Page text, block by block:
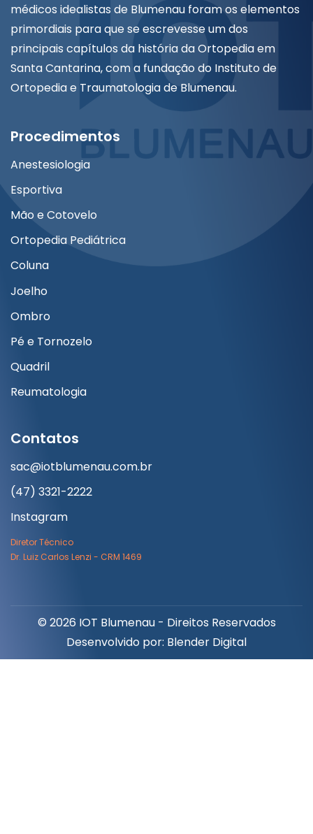
médicos idealistas de Blumenau foram os elementos
primordiais para que se escrevesse um dos
principais capítulos da história da Ortopedia em
Santa Cantarina, com a fundação do Instituto de
Ortopedia e Traumatologia de Blumenau.
Procedimentos
Anestesiologia
Esportiva
Mão e Cotovelo
Ortopedia Pediátrica
Coluna
Joelho
Ombro
Pé e Tornozelo
Quadril
Reumatologia
Contatos
sac@iotblumenau.com.br
(47) 3321-2222
Instagram
Diretor Técnico
Dr. Luiz Carlos Lenzi - CRM 1469
© 2026 IOT Blumenau - Direitos Reservados
Desenvolvido por: Blender Digital